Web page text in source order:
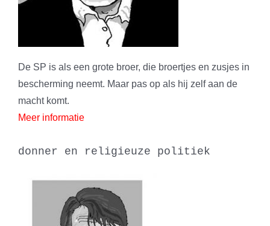
De SP is als een grote broer, die broertjes en zusjes in
bescherming neemt. Maar pas op als hij zelf aan de
macht komt.
Meer informatie
donner en religieuze politiek